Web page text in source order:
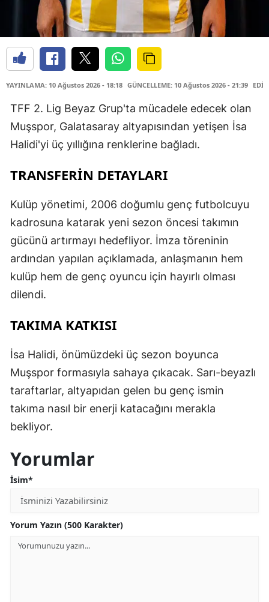
YAYINLAMA: 10 Ağustos 2026 - 18:18 GÜNCELLEME: 10 Ağustos 2026 - 21:39
TFF 2. Lig Beyaz Grup'ta mücadele edecek olan
Muşspor, Galatasaray altyapısından yetişen İsa
Halidi'yi üç yıllığına renklerine bağladı.
TRANSFERİN DETAYLARI
Kulüp yönetimi, 2006 doğumlu genç futbolcuyu
kadrosuna katarak yeni sezon öncesi takımın
gücünü artırmayı hedefliyor. İmza töreninin
ardından yapılan açıklamada, anlaşmanın hem
kulüp hem de genç oyuncu için hayırlı olması
dilendi.
TAKIMA KATKISI
İsa Halidi, önümüzdeki üç sezon boyunca
Muşspor formasıyla sahaya çıkacak. Sarı-beyazlı
taraftarlar, altyapıdan gelen bu genç ismin
takıma nasıl bir enerji katacağını merakla
bekliyor.
Yorumlar
İsim*
Yorum Yazın (500 Karakter)